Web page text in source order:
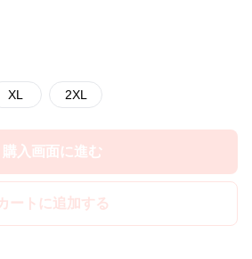
XL 2XL
購入画面に進む
ートに追加する